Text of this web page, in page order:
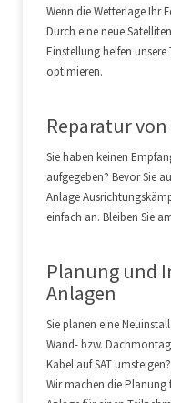
Wenn die Wetterlage Ihr
Durch eine neue
Einstellung helfen
optimieren.
Reparatur von
Sie haben keinen
aufgegeben? Bevor Sie
Anlage
einfach an. Bleiben Sie
Planung und
Anlagen
Sie planen eine
Wand- bzw.
Kabel auf SAT umsteigen?
Wir machen die Planung